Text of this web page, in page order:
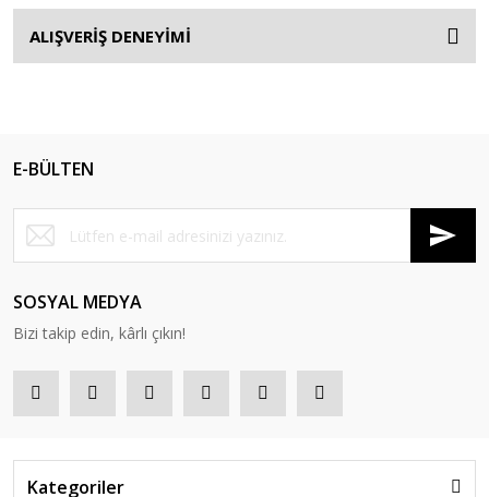
ALIŞVERİŞ DENEYİMİ
E-BÜLTEN
SOSYAL MEDYA
Bizi takip edin, kârlı çıkın!
Kategoriler